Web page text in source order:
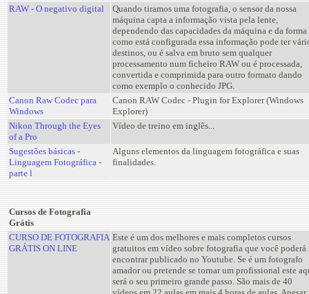
RAW - O negativo digital
Quando tiramos uma fotografia, o sensor da nossa
máquina capta a informação vista pela lente,
dependendo das capacidades da máquina e da forma
como está configurada essa informação pode ter
destinos, ou é salva em bruto sem qualquer
processamento num ficheiro RAW ou é processada,
convertida e comprimida para outro formato dando
como exemplo o conhecido JPG.
Canon Raw Codec para
Windows
Canon RAW Codec - Plugin for Explorer (Windows
Explorer)
Nikon Through the Eyes
of a Pro
Vídeo de treino em inglês...
Sugestões básicas -
Linguagem Fotográfica -
parte l
Alguns elementos da linguagem fotográfica e suas
finalidades.
Cursos de Fotografia
Grátis
CURSO DE FOTOGRAFIA
GRÁTIS ON LINE
Este é um dos melhores e mais completos cursos
gratuitos em vídeo sobre fotografia que você poderá
encontrar publicado no Youtube. Se é um fotografo
amador ou pretende se tornar um profissional este
será o seu primeiro grande passo. São mais de 40